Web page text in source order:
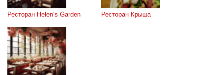
Ресторан Helen’s Garden Ресторан Крыша